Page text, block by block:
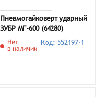
Пневмогайковерт ударный
ЗУБР МГ-600 (64280)
Нет
в наличии
Код: 552197-1